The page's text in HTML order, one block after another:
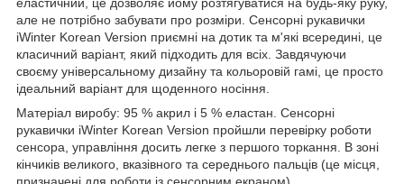
але не потрібно забувати про розміри. Сенсорні рукавички
iWinter Korean Version приємні на дотик та м'які всередині, це
класичний варіант, який підходить для всіх. Завдячуючи
своєму універсальному дизайну та кольоровій гамі, це просто
ідеальний варіант для щоденного носіння.
Матеріал виробу: 95 % акрил і 5 % еластан. Сенсорні
рукавички iWinter Korean Version пройшли перевірку роботи
сенсора, управління досить легке з першого торкання. В зоні
кінчиків великого, вказівного та середнього пальців (це місця,
призначені для роботи із сенсорним екраном)